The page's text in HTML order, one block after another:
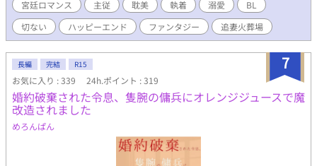
れ違い続ける二人の傍らで、もう一組の恋もひそかに芽吹いてい
く。 訳ありの過去を隠した男と、不器用すぎる猛将の、ままなら
なくて愛おしい日々。 二組の恋と、一つの帝国の物語。
宮廷ロマンス 主従 耽美 執着 溺愛
BL
切ない
ハッピーエンド ファンタジー 追妻火葬場
7
長編 完結 R15
お気に入り : 339 24h.ポイント : 319
婚約破棄された令息、隻腕の傭兵にオレンジジュースで魔
改造されました
めろんぱん